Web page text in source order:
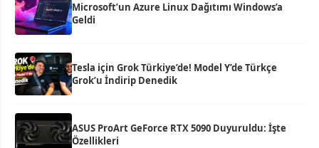
Microsoft’un Azure Linux Dağıtımı Windows’a
Geldi
Tesla için Grok Türkiye’de! Model Y’de Türkçe
Grok’u İndirip Denedik
ASUS ProArt GeForce RTX 5090 Duyuruldu: İşte
Özellikleri